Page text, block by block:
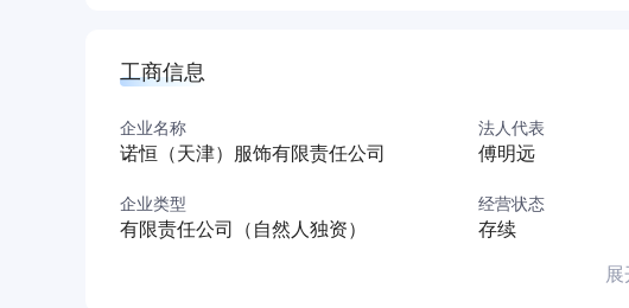
工商信息
企业名称
诺恒（天津）服饰有限责任公司
法人代表
傅明远
企业类型
有限责任公司（自然人独资）
经营状态
存续